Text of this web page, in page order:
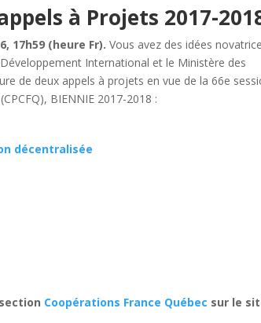
à Projets 2017-
17h59 (heure Fr).Vous avez des idées
International et le Ministère des
de deux appels à projets en vue de la 66e
BIENNIE 2017-2018 :
décentralisée
Coopérations France Québec sur le